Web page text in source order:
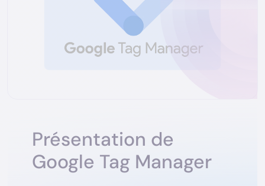
Présentation de
Google Tag Manager